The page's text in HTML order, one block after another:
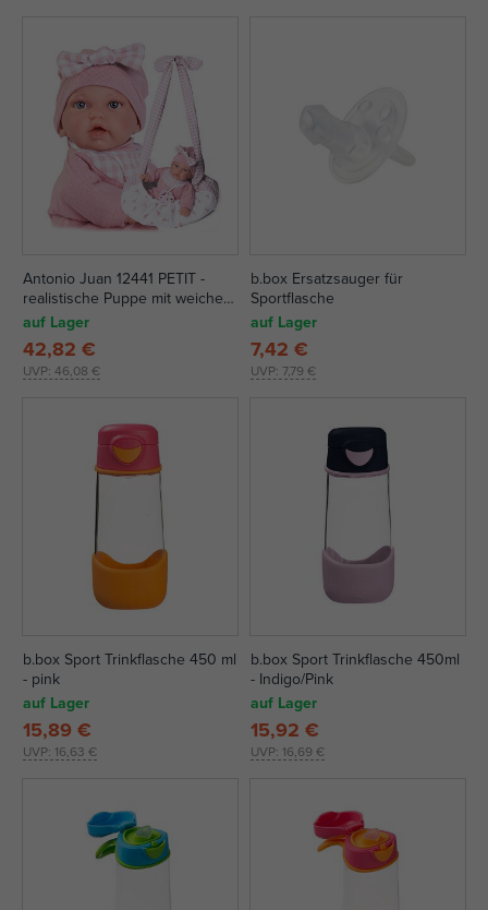
Antonio Juan 12441 PETIT -
realistische Puppe mit weichem
Stoffkörper - 27 cm
auf Lager
UVP: 46,08 €
42,82 €
b.box Ersatzsauger für
Sportflasche
auf Lager
UVP: 7,79 €
7,42 €
b.box Sport Trinkflasche 450 ml
- pink
auf Lager
UVP: 16,63 €
15,89 €
b.box Sport Trinkflasche 450ml
- Indigo/Pink
auf Lager
UVP: 16,69 €
15,92 €